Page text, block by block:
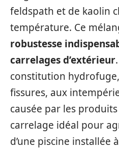
feldspath et de kaolin
température. Ce
robustesse
carrelages d’extérieur
constitution
fissures, aux
causée par les produits
carrelage idéal pour
d’une piscine installée